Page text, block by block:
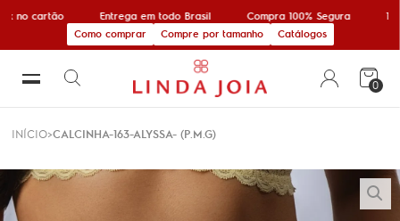
no cartão Entrega em todo Brasil Compra 100% Segura
Como comprar
Compre por tamanho Catálogos
0
INÍCIO CALCINHA-163-ALYSSA- (P.M.G)